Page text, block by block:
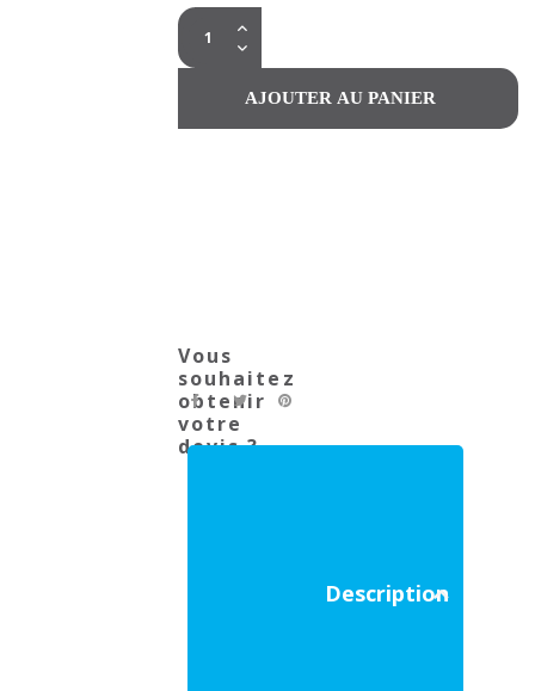
Vous
souhaitez
obtenir
votre
devis ?
Description